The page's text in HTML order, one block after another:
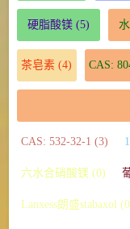
硬脂酸镁(5)
茶皂素 (4) CAS:
CAS: 532-32-1 (3)
六水合硝酸镁 (0)
Lanxess朗盛stabaxol